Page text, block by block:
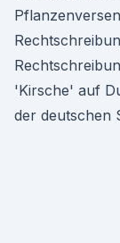
'Kirsche' auf
der deutschen